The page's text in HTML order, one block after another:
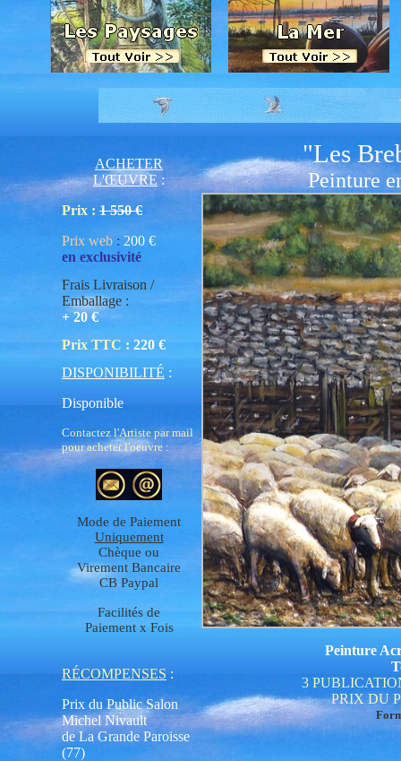
ACHETER
L'ŒUVRE :
Prix : 1 550 €
Prix web: 200 €
en exclusivité
Frais Livraison /
Emballage :
+ 20 €
Prix TTC : 220 €
DISPONIBILITÉ :
Disponible
Contactez l'Artiste par mail
pour acheter l'oeuvre :
Mode de Paiement
Uniquement
Chèque ou
Virement Bancaire
CB Paypal
Facilités de
Paiement x Fois
RÉCOMPENSES :
Prix du PublicSalon
Michel Nivault
de La Grande Paroisse
(77)
"Les
Peinture
Peinture
3
PRIX DU